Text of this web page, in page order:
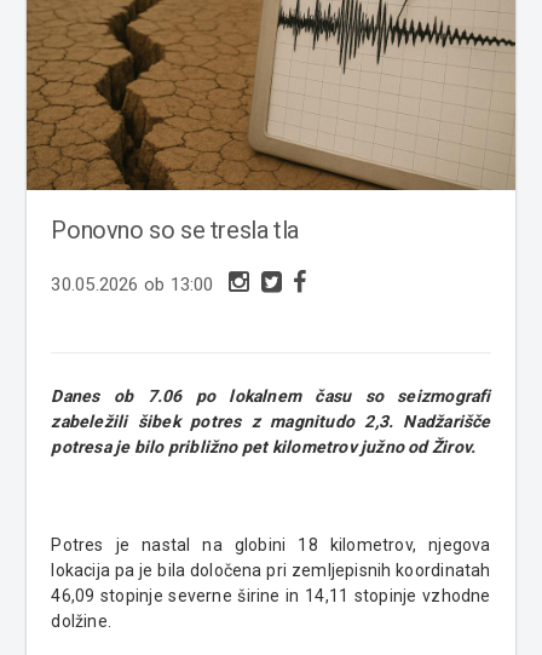
Ponovno so se tresla tla
30.05.2026 ob 13:00
Danes ob 7.06 po lokalnem času so seizmografi
zabeležili šibek potres z magnitudo 2,3. Nadžarišče
potresa je bilo približno pet kilometrov južno od Žirov.
Potres je nastal na globini 18 kilometrov, njegova
lokacija pa je bila določena pri zemljepisnih koordinatah
46,09 stopinje severne širine in 14,11 stopinje vzhodne
dolžine.